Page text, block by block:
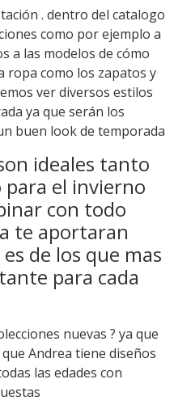
. dentro del catalogo
como por ejemplo a
a las modelos de cómo
ropa como los zapatos y
ver diversos estilos
ya que serán los
buen look de temporada
ideales tanto
para el invierno
con todo
te aportaran
de los que mas
para cada
nuevas ? ya que
Andrea tiene diseños
las edades con